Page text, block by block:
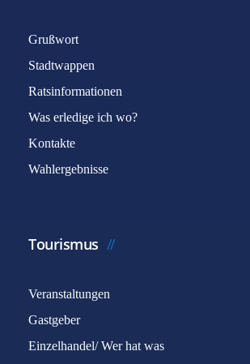
Grußwort
Stadtwappen
Ratsinformationen
Was erledige ich wo?
Kontakte
Wahlergebnisse
Tourismus
Veranstaltungen
Gastgeber
Einzelhandel/ Wer hat was